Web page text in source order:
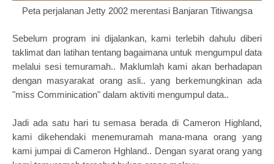
Peta perjalanan Jetty 2002 merentasi Banjaran Titiwangsa
Sebelum program ini dijalankan, kami terlebih dahulu diberi
taklimat dan latihan tentang bagaimana untuk mengumpul data
melalui sesi temuramah.. Maklumlah kami akan berhadapan
dengan masyarakat orang asli.. yang berkemungkinan ada
"miss Comminication" dalam aktiviti mengumpul data..
Jadi ada satu hari tu semasa berada di Cameron Highland,
kami dikehendaki menemuramah mana-mana orang yang
kami jumpai di Cameron Hghland.. Dengan syarat orang yang